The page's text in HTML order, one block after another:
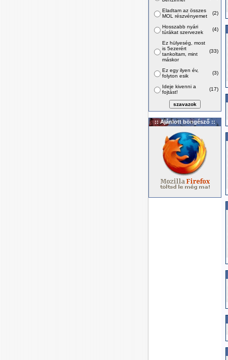
Eladtam az összes
MOL részvényemet
(2)
Hosszabb nyári
túrákat szervezek
(4)
Ez hülyeség, most
is 5ezerért
tankoltam, mint
máskor
(33)
Ez egy ilyen év,
folyton esik
(3)
Ideje kivenni a
fojtást!
(17)
:: Ajánlott böngésző ::